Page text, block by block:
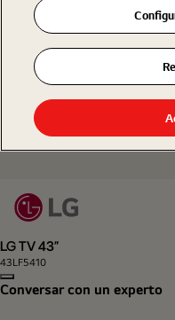
LG TV 43"
43LF5410
Copy model name
Conversar con un experto